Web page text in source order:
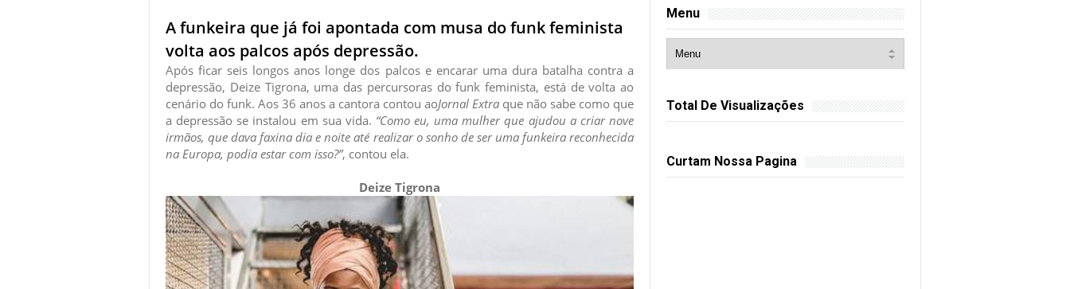
A funkeira que já foi apontada com musa do funk feminista
volta aos palcos após depressão.
Após ficar seis longos anos longe dos palcos e encarar uma dura batalha contra a
depressão, Deize Tigrona, uma das percursoras do funk feminista, está de volta ao
cenário do funk. Aos 36 anos a cantora contou aoJornal Extra que não sabe como que
a depressão se instalou em sua vida. “Como eu, uma mulher que ajudou a criar nove
irmãos, que dava faxina dia e noite até realizar o sonho de ser uma funkeira reconhecida
na Europa, podia estar com isso?”, contou ela.
Deize Tigrona
Menu
Total De Visualizações
Curtam Nossa Pagina